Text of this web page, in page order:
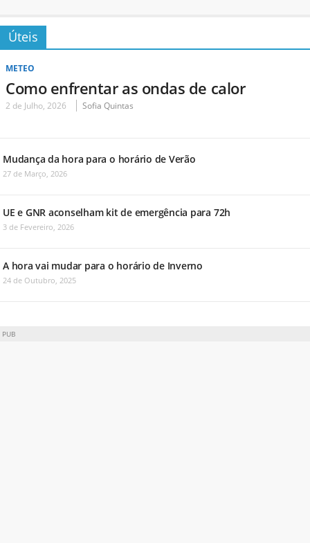
Úteis
METEO
Como enfrentar as ondas de calor
2 de Julho, 2026 Sofia Quintas
Mudança da hora para o horário de Verão
27 de Março, 2026
UE e GNR aconselham kit de emergência para 72h
3 de Fevereiro, 2026
A hora vai mudar para o horário de Inverno
24 de Outubro, 2025
PUB